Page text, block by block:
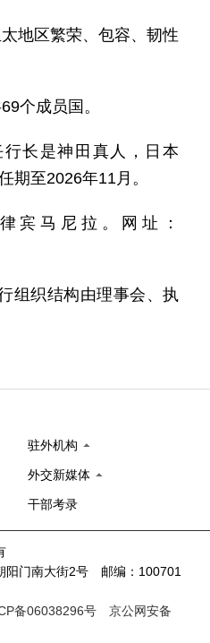
地区繁荣、包容、韧性
个成员国。
行长是神田真人，日本
期至2026年11月。
宾马尼拉。网址：
组织结构由理事会、执
驻外机构
外交新媒体
干部考录
阳门南大街2号 邮编：100701
备06038296号
京公网安备